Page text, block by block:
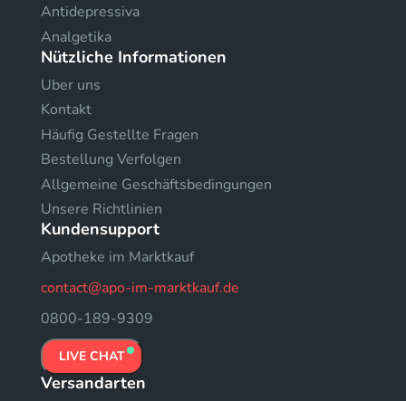
Antidepressiva
Analgetika
Nützliche Informationen
Uber uns
Kontakt
Häufig Gestellte Fragen
Bestellung Verfolgen
Allgemeine Geschäftsbedingungen
Unsere Richtlinien
Kundensupport
Apotheke im Marktkauf
contact@apo-im-marktkauf.de
0800-189-9309
LIVE CHAT
Versandarten